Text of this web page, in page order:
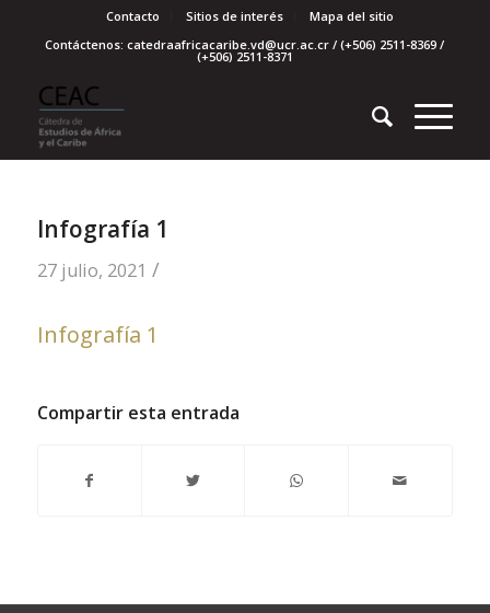
Contacto Sitios de interés
Mapa del sitio
Contáctenos: catedraafricacaribe.vd@ucr.ac.cr / (+506) 2511-8369 /
(+506) 2511-8371
Infografía 1
27 julio, 2021 /
Infografía 1
Compartir esta entrada